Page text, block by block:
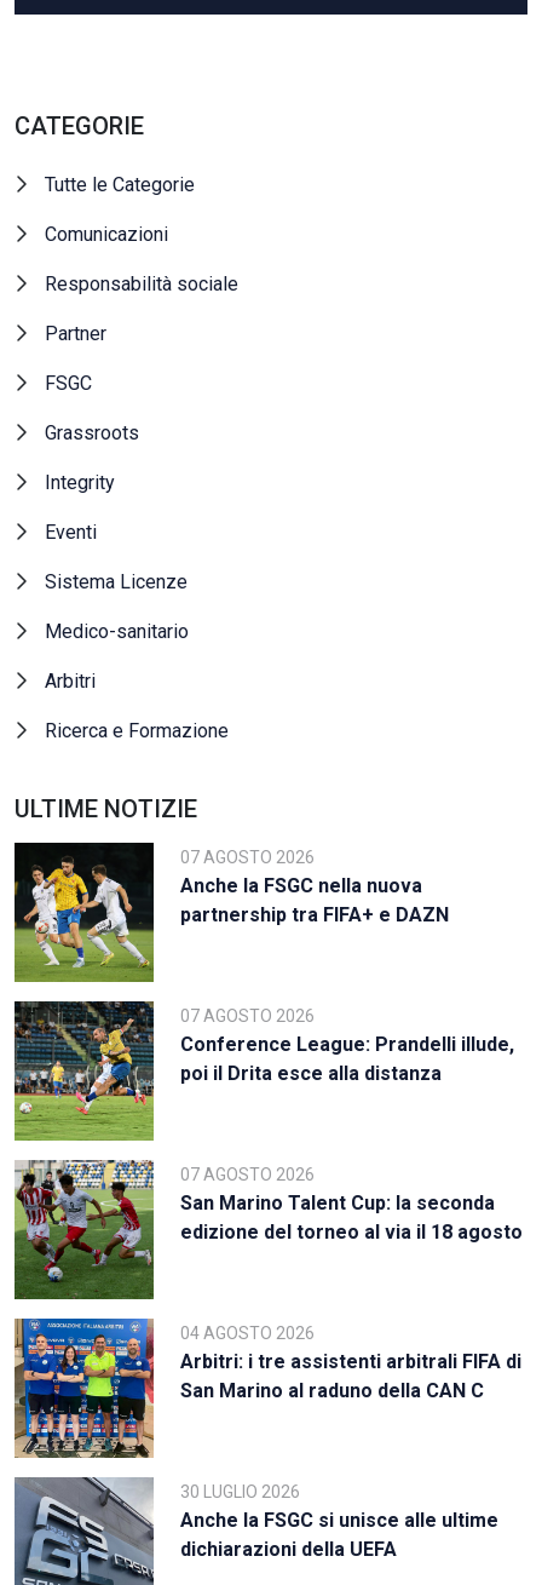
CATEGORIE
Tutte le Categorie
Comunicazioni
Responsabilità sociale
Partner
FSGC
Grassroots
Integrity
Eventi
Sistema Licenze
Medico-sanitario
Arbitri
Ricerca e Formazione
ULTIME NOTIZIE
07 AGOSTO 2026
Anche la FSGC nella nuova
partnership tra FIFA+ e DAZN
07 AGOSTO 2026
Conference League: Prandelli illude,
poi il Drita esce alla distanza
07 AGOSTO 2026
San Marino Talent Cup: la seconda
edizione del torneo al via il 18 agosto
04 AGOSTO 2026
Arbitri: i tre assistenti arbitrali FIFA di
San Marino al raduno della CAN C
30 LUGLIO 2026
Anche la FSGC si unisce alle ultime
dichiarazioni della UEFA